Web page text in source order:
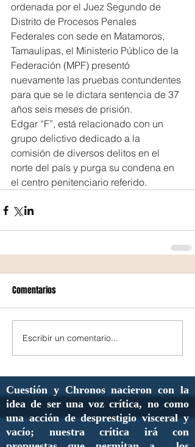
ordenada por el Juez Segundo de
Distrito de Procesos Penales
Federales con sede en Matamoros,
Tamaulipas, el Ministerio Público de la
Federación (MPF) presentó
nuevamente las pruebas contundentes
para que se le dictara sentencia de 37
años seis meses de prisión.
Edgar “F”, está relacionado con un
grupo delictivo dedicado a la
comisión de diversos delitos en el
norte del país y purga su condena en
el centro penitenciario referido.
Comentarios
Escribir un comentario...
Cuestión y Chronos nacieron con la
idea de ser una voz crítica, no como
una acción de desprestigio visceral y
vacío; nuestra crítica irá con